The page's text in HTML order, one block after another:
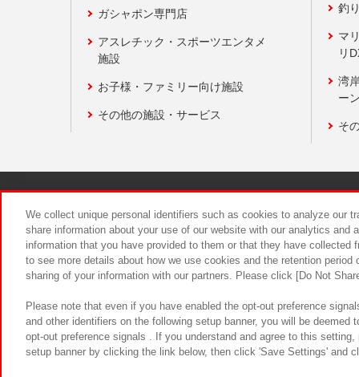
ガシャポン専門店
アスレチック・スポーツエンタメ
施設
お子様・ファミリー向け施設
その他の施設・サービス
釣
マ
リ
湾
ー
そ
食品のご
We collect unique personal identifiers such as cookies to analyze our
share information about your use of our website with our analytics and
information that you have provided to them or that they have
to see more details about how we use cookies and the retention
sharing of your information with our partners. Please click [Do Not
Please note that even if you have enabled the opt-out preference
and other identifiers on the following setup banner, you will be
opt-out preference signals . If you understand and agree to this
setup banner by clicking the link below, then click 'Save Settings' and